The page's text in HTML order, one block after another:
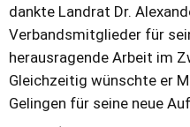
dankte Landrat Dr.
Verbandsmitglieder für
herausragende Arbeit im
Gleichzeitig wünschte er
Gelingen für seine neue